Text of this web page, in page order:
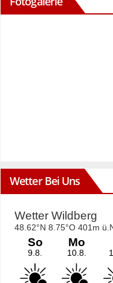
Wetter Bei Uns